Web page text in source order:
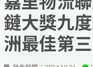
鏈大獎九
洲最佳第三